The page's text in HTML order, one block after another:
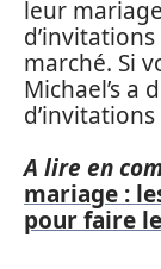
leur
marché. Si
Michael’s a
A lire en
mariage :
pour faire